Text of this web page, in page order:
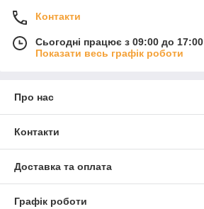
Контакти
Сьогодні працює з 09:00 до 17:00
Показати весь графік роботи
Про нас
Контакти
Доставка та оплата
Графік роботи